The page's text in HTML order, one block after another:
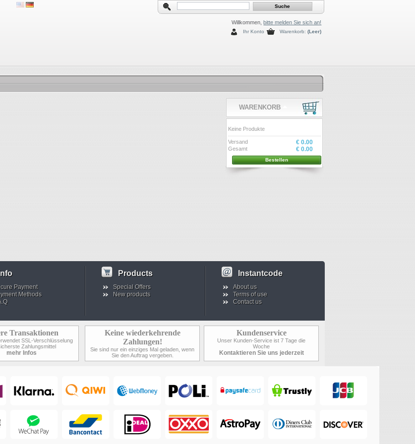
Willkommen,bitte melden Sie sich an!
Warenkorb: (Leer)
Ihr Konto
WARENKORB
Keine Produkte
Versand € 0.00
Gesamt € 0.00
Bestellen
Info
Payment
Methods
Products
Special Offers
New products
Instantcode
About us
Terms of use
Contact us
Transaktionen
SSL-Verschlüsselung
Zahlungsmittel
mehr Infos
Keine wiederkehrende
Zahlungen!
Sie sind nur ein einziges Mal geladen, wenn
Sie den Auftrag vergeben.
Kundenservice
Unser Kunden-Service ist 7 Tage die
Woche
Kontaktieren Sie uns jederzeit